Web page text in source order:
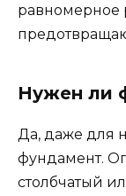
равномерное
Нужен ли
Да, даже для
фундамент.
столбчатый